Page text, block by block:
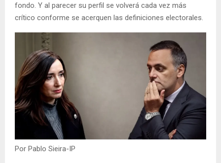
fondo. Y al parecer su perfil se volverá cada vez más
crítico conforme se acerquen las definiciones electorales.
Por Pablo Sieira-IP